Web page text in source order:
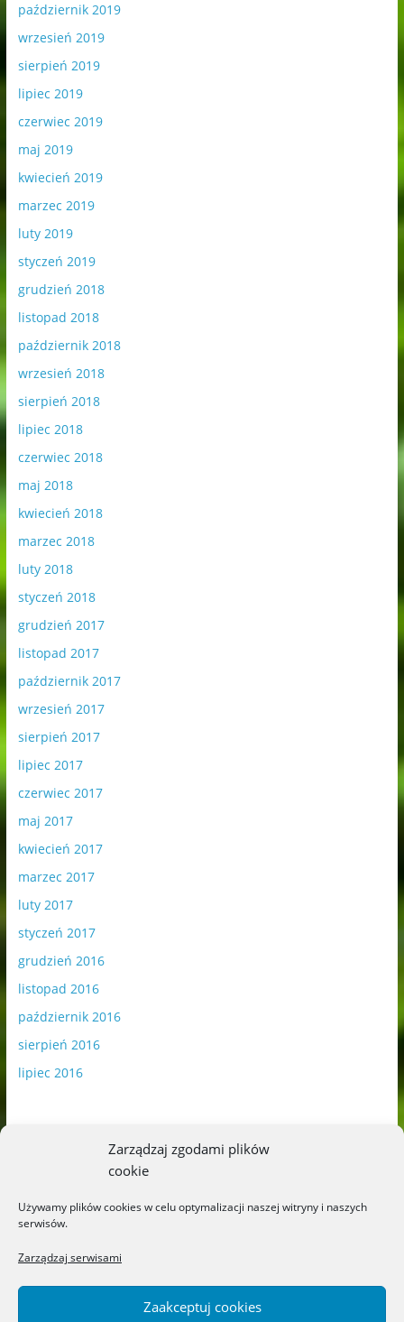
Zarządzaj zgodami plików
cookie
Używamy plików cookies w celu optymalizacji naszej witryny i naszych
serwisów.
Zarządzaj serwisami
Zaakceptuj cookies
październik 2019
wrzesień 2019
sierpień 2019
lipiec 2019
czerwiec 2019
maj 2019
kwiecień 2019
marzec 2019
luty 2019
styczeń 2019
grudzień 2018
listopad 2018
październik 2018
wrzesień 2018
sierpień 2018
lipiec 2018
czerwiec 2018
maj 2018
kwiecień 2018
marzec 2018
luty 2018
styczeń 2018
grudzień 2017
listopad 2017
październik 2017
wrzesień 2017
sierpień 2017
lipiec 2017
czerwiec 2017
maj 2017
kwiecień 2017
marzec 2017
luty 2017
styczeń 2017
grudzień 2016
listopad 2016
październik 2016
sierpień 2016
lipiec 2016